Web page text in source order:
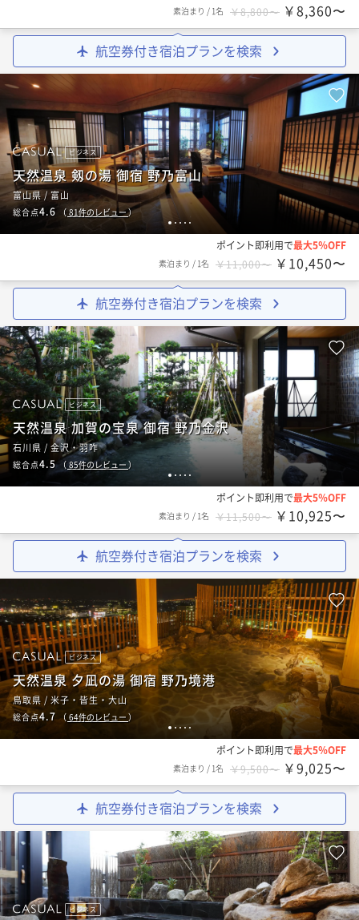
素泊まり / 1名 ￥8,800〜 ￥8,360〜
航空券付き宿泊プランを検索
1 2 3 4 5
ビジネス
天然温泉 剱の湯 御宿 野乃富山
富山県 / 富山
総合点4.6 （81件のレビュー）
ポイント即利用で最大5％OFF
素泊まり / 1名 ￥11,000〜 ￥10,450〜
航空券付き宿泊プランを検索
1 2 3 4 5
ビジネス
天然温泉 加賀の宝泉 御宿 野乃金沢
石川県 / 金沢・羽咋
総合点4.5（ 85件のレビュー ）
ポイント即利用で最大5％OFF
素泊まり / 1名 ￥11,500〜 ￥10,925〜
航空券付き宿泊プランを検索
1 2 3 4 5
ビジネス
天然温泉 夕凪の湯 御宿 野乃境港
鳥取県 / 米子・皆生・大山
総合点4.7 （ 64件のレビュー）
ポイント即利用で最大5％OFF
素泊まり / 1名 ￥9,500〜 ￥9,025〜
航空券付き宿泊プランを検索
ビジネス